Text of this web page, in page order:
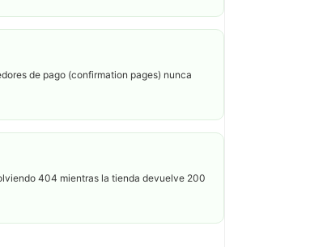
de pago (confirmation pages) nunca
404 mientras la tienda devuelve 200